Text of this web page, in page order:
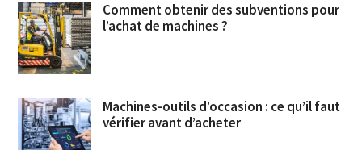
Comment obtenir des subventions pour
l’achat de machines ?
Machines-outils d’occasion : ce qu’il faut
vérifier avant d’acheter